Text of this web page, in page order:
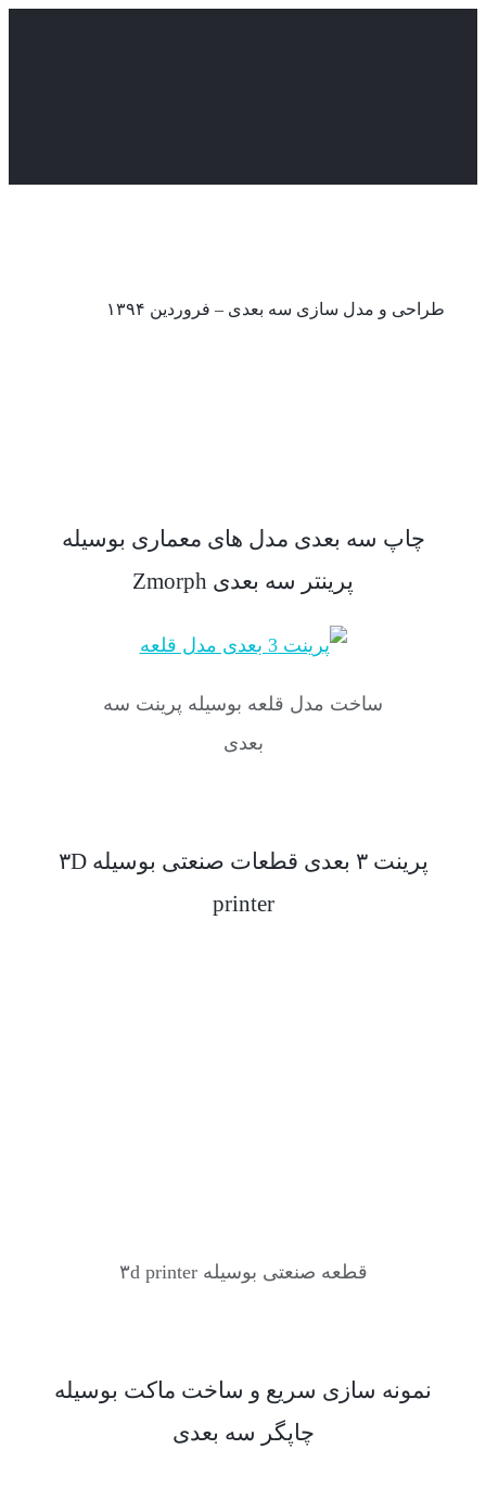
طراحی و مدل سازی سه بعدی – فروردین ۱۳۹۴
چاپ سه بعدی مدل های معماری بوسیله
پرینتر سه بعدی Zmorph
ساخت مدل قلعه بوسیله پرینت سه
بعدی
پرینت ۳ بعدی قطعات صنعتی بوسیله ۳D
printer
قطعه صنعتی بوسیله ۳d printer
نمونه سازی سریع و ساخت ماکت بوسیله
چاپگر سه بعدی